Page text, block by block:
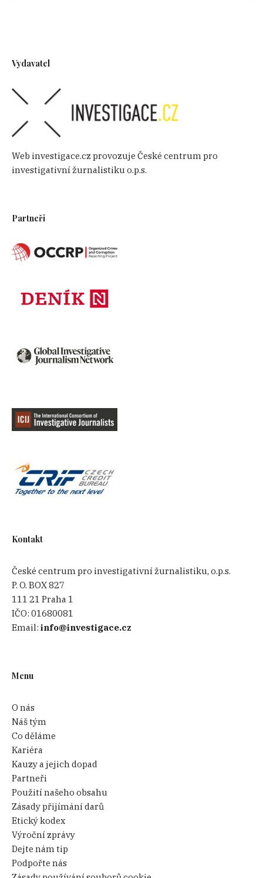
Vydavatel
Web investigace.cz provozuje České centrum pro
investigativní žurnalistiku o.p.s.
Partneři
Kontakt
České centrum pro investigativní žurnalistiku, o.p.s.
P. O. BOX 827
111 21 Praha 1
IČO:01680081
Email:info@investigace.cz
Menu
O nás
Náš tým
Co děláme
Kariéra
Kauzy a jejich dopad
Partneři
Použití našeho obsahu
Zásady přijímání darů
Etický kodex
Výroční zprávy
Dejte nám tip
Podpořte nás